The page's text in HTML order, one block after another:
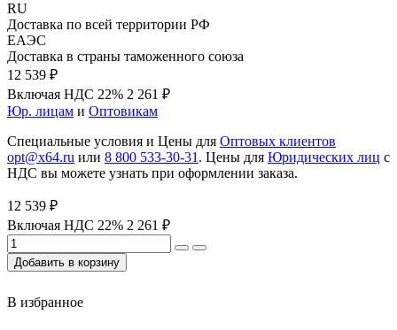
RU
Доставка по всей территории РФ
ЕАЭС
Доставка в страны таможенного союза
12 539 ₽
Включая НДС 22% 2 261 ₽
Юр. лицам и Оптовикам
Специальные условия и Цены для Оптовых клиентов
opt@x64.ru или 8 800 533-30-31 . Цены для Юридических лиц с
НДС вы можете узнать при оформлении заказа.
12 539 ₽
Включая НДС 22% 2 261 ₽
Добавить в корзину
В избранное